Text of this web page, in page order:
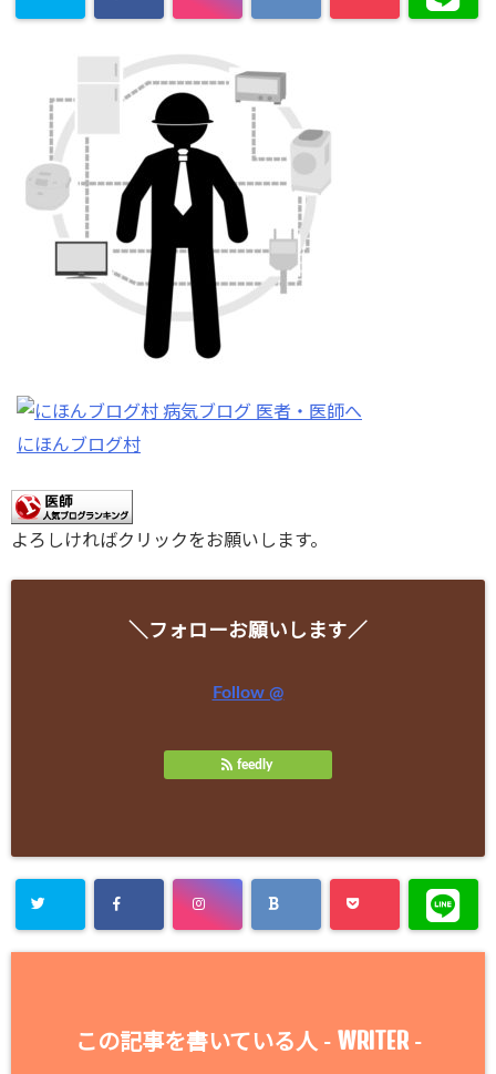
にほんブログ村
よろしければクリックをお願いします。
＼フォローお願いします／
Follow @
feedly
この記事を書いている人 - WRITER-